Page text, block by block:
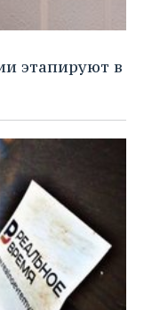
этапируют в